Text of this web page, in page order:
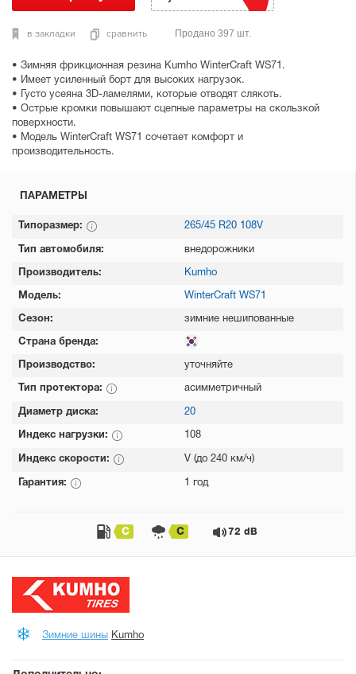
• Зимняя фрикционная резина Kumho WinterCraft WS71.
• Имеет усиленный борт для высоких нагрузок.
• Густо усеяна 3D-ламелями, которые отводят слякоть.
• Острые кромки повышают сцепные параметры на скользкой
поверхности.
• Модель WinterCraft WS71 сочетает комфорт и
производительность.
в закладки сравнить Продано 397 шт.
ПАРАМЕТРЫ
Типоразмер: 265/45 R20 108V
Тип автомобиля: внедорожники
Производитель: Kumho
Модель: WinterCraft WS71
Сезон: зимние нешипованные
Страна бренда:
Производство: уточняйте
Тип протектора: асимметричный
Диаметр диска: 20
Индекс нагрузки: 108
Индекс скорости: V (до 240 км/ч)
Гарантия: 1 год
C C 72 dB
Зимние шины Kumho